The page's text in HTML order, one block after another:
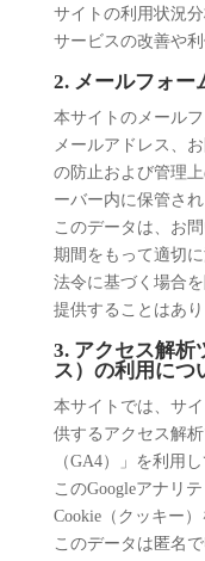
サイトの利用状況
サービスの改善や
2. メールフォー
本サイトのメール
メールアドレス、
の防止および管理
ーバー内に保管され
このデータは、お
期間をもって適切に
法令に基づく場合
提供することはあり
3. アクセス解析
ス）の利用につ
本サイトでは、サ
供するアクセス解
（GA4）」を利用し
このGoogleアナリ
Cookie（クッキー）
このデータは匿名